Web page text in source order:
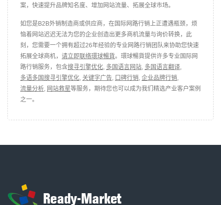
案，快速提升品牌知名度、增加网站流量、拓展全球市场。
如您是B2B外销制造商或供应商，在国际网路行销上正遭遇瓶颈，烦
恼着网站迟迟无法为您的企业创造出更多商机流量与询价转换，此
刻，您需要一个拥有超过26年经验的专业网路行销团队来协助您快速
拓展全球商机， 请立即联络環球暢貨。環球暢貨提供许多专业国际网
路行销服务，包含搜寻引擎优化 多国语言网站 多国语言翻译
多语多国搜寻引擎优化 关键字广告 口碑行销 企业品牌行销
流量分析 网站救星等服务，期待您也可以成为我们精选产业客户案例
之一。